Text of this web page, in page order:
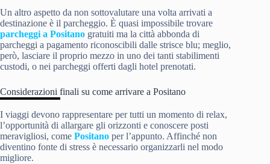
Un altro aspetto da non sottovalutare una volta arrivati a
destinazione è il parcheggio. È quasi impossibile trovare
parcheggi a Positano gratuiti ma la città abbonda di
parcheggi a pagamento riconoscibili dalle strisce blu; meglio,
però, lasciare il proprio mezzo in uno dei tanti stabilimenti
custodi, o nei parcheggi offerti dagli hotel prenotati.
Considerazioni finali su come arrivare a Positano
I viaggi devono rappresentare per tutti un momento di relax,
l’opportunità di allargare gli orizzonti e conoscere posti
meravigliosi, come Positano per l’appunto. Affinché non
diventino fonte di stress è necessario organizzarli nel modo
migliore.